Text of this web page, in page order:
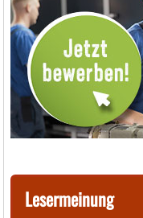
Lesermeinung